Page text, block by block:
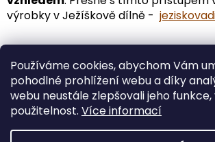
Používáme cookies, abychom Vám
pohodlné prohlížení webu a díky
webu neustále zlepšovali jeho
použitelnost. Více informací
výrobky v Ježíškově dílně -
PŘEDCHOZÍ ČLÁNEK DALŠÍ
Vytvořil Shoptet